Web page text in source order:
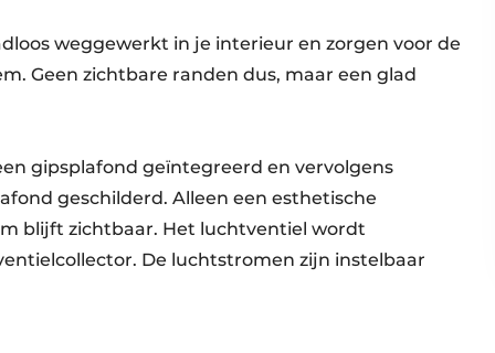
weggewerkt in je interieur en zorgen voor de
Geen zichtbare randen dus, maar een glad
gipsplafond geïntegreerd en vervolgens
geschilderd. Alleen een esthetische
blijft zichtbaar. Het luchtventiel wordt
De luchtstromen zijn instelbaar